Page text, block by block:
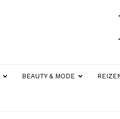
BEAUTY & MODE